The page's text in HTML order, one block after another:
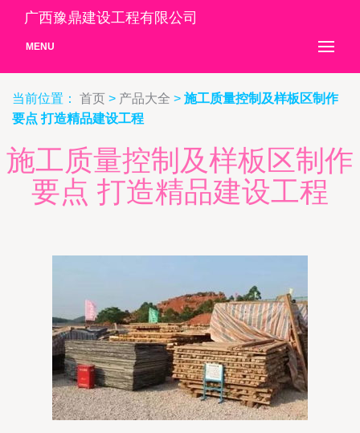
广西豫鼎建设工程有限公司
MENU
当前位置： 首页 > 产品大全 > 施工质量控制及样板区制作
要点 打造精品建设工程
施工质量控制及样板区制作
要点 打造精品建设工程